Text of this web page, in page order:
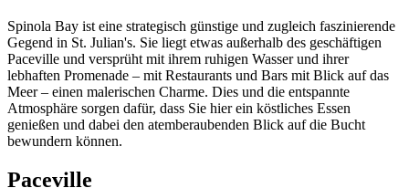
Spinola Bay ist eine strategisch günstige und zugleich faszinierende
Gegend in St. Julian's. Sie liegt etwas außerhalb des geschäftigen
Paceville und versprüht mit ihrem ruhigen Wasser und ihrer
lebhaften Promenade – mit Restaurants und Bars mit Blick auf das
Meer – einen malerischen Charme. Dies und die entspannte
Atmosphäre sorgen dafür, dass Sie hier ein köstliches Essen
genießen und dabei den atemberaubenden Blick auf die Bucht
bewundern können.
Paceville